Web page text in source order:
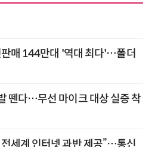
매 144만대 '역대 최다'…폴더
뗀다…무선 마이크 대상 실증 착
세계 인터넷 과반 제공”…통신